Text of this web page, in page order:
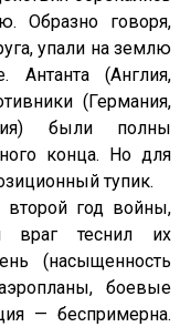
Образно говоря,
упали на землю
Антанта (Англия,
(Германия,
были полны
конца. Но для
тупик.
год войны,
враг теснил их
(насыщенность
боевые
— беспримерна.